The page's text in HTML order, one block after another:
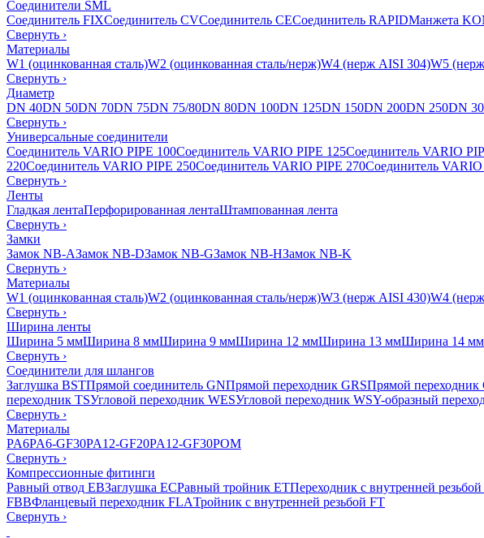
Соединители SML
Соединитель FIXСоединитель CVСоединитель CEСоединитель RAPIDМанжета
Свернуть ›
Материалы
W1 (оцинкованная сталь)W2 (оцинкованная сталь/нерж)W4 (нерж AISI 304)W5
Свернуть ›
Диаметр
DN 40DN 50DN 70DN 75DN 75/80DN 80DN 100DN 125DN 150DN 200DN 250DN
Свернуть ›
Универсальные соединители
Соединитель VARIO PIPE 100Соединитель VARIO PIPE 125Соединитель VARIO
220Соединитель VARIO PIPE 250Соединитель VARIO PIPE 270Соединитель VARIO
Свернуть ›
Ленты
Гладкая лентаПерфорированная лентаШтампованная лента
Свернуть ›
Замки
Замок NB-AЗамок NB-DЗамок NB-GЗамок NB-HЗамок NB-K
Свернуть ›
Материалы
W1 (оцинкованная сталь)W2 (оцинкованная сталь/нерж)W3 (нерж AISI 430)W4
Свернуть ›
Ширина ленты
Ширина 5 ммШирина 8 ммШирина 9 ммШирина 12 ммШирина 13 ммШирина 14 мм
Свернуть ›
Соединители для шлангов
Заглушка BSTПрямой соединитель GNПрямой переходник GRSПрямой переходник
переходник TSУгловой переходник WESУгловой переходник WSY-образный
Свернуть ›
Материалы
PA6PA6-GF30PA12-GF20PA12-GF30POM
Свернуть ›
Компрессионные фитинги
Равный отвод EBЗаглушка ECРавный тройник ETПереходник с внутренней резьбой
FBBФланцевый переходник FLAТройник с внутренней резьбой FT
Свернуть ›